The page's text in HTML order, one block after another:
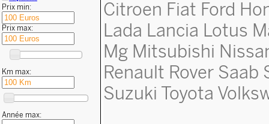
Citroen Fiat Ford
Lada Lancia Lotus
Mg Mitsubishi
Renault Rover Saab
Suzuki Toyota
Prix min:
Prix max:
Km max:
Année max: